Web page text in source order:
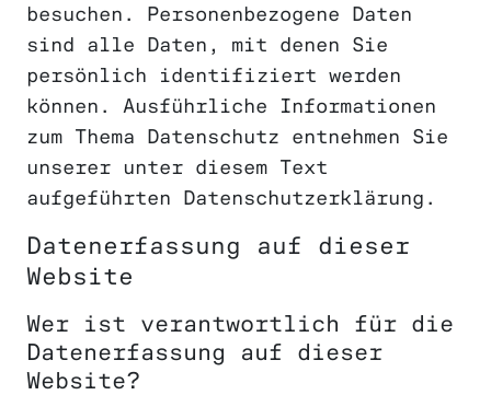
besuchen. Personenbezogene Daten
sind alle Daten, mit denen Sie
persönlich identifiziert werden
können. Ausführliche Informationen
zum Thema Datenschutz entnehmen Sie
unserer unter diesem Text
aufgeführten Datenschutzerklärung.
Datenerfassung auf dieser
Website
Wer ist verantwortlich für die
Datenerfassung auf dieser
Website?